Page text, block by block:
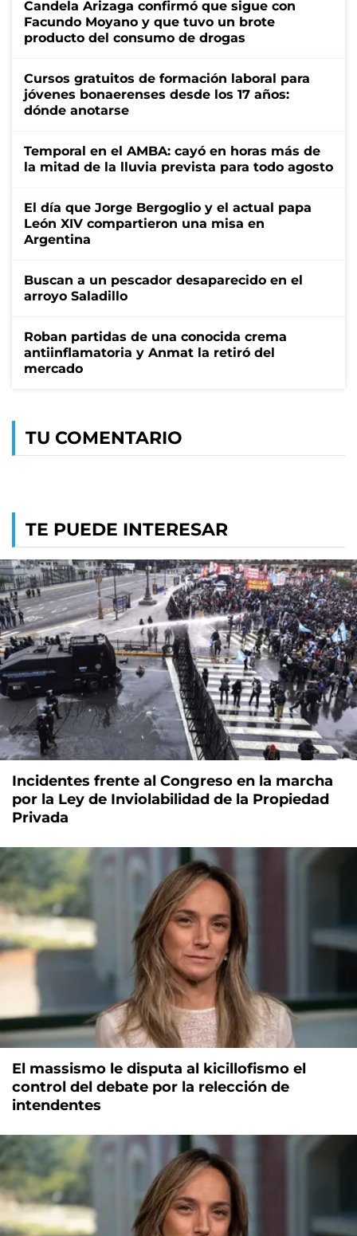
Candela Arizaga confirmó que sigue con
Facundo Moyano y que tuvo un brote
producto del consumo de drogas
Cursos gratuitos de formación laboral para
jóvenes bonaerenses desde los 17 años:
dónde anotarse
Temporal en el AMBA: cayó en horas más de
la mitad de la lluvia prevista para todo agosto
El día que Jorge Bergoglio y el actual papa
León XIV compartieron una misa en
Argentina
Buscan a un pescador desaparecido en el
arroyo Saladillo
Roban partidas de una conocida crema
antiinflamatoria y Anmat la retiró del
mercado
TU COMENTARIO
TE PUEDE INTERESAR
Incidentes frente al Congreso en la marcha
por la Ley de Inviolabilidad de la Propiedad
Privada
El massismo le disputa al kicillofismo el
control del debate por la relección de
intendentes